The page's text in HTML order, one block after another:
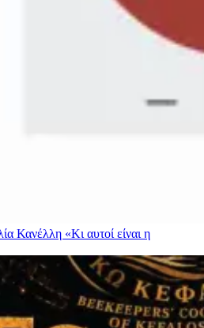
Κανέλλη «Κι αυτοί είναι η